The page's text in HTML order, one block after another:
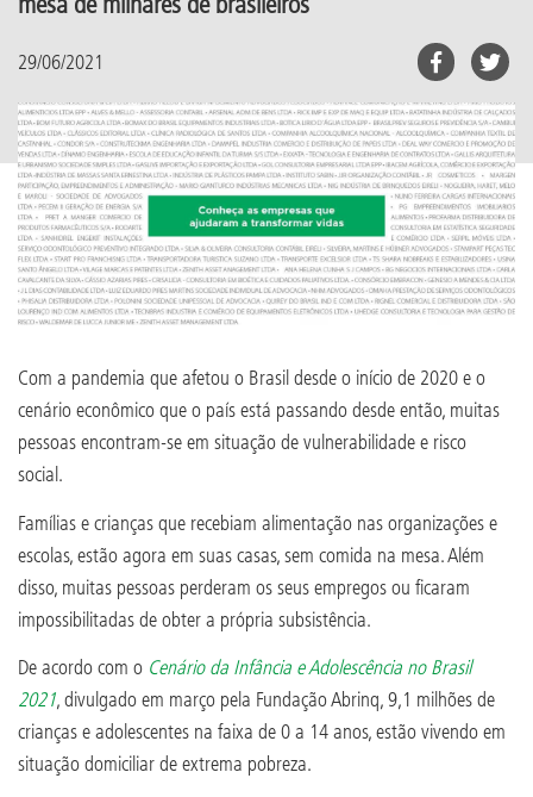
29/06/2021
Com a pandemia que afetou o Brasil desde o início de 2020 e o
cenário econômico que o país está passando desde então, muitas
pessoas encontram-se em situação de vulnerabilidade e risco
social.
Famílias e crianças que recebiam alimentação nas organizações e
escolas, estão agora em suas casas, sem comida na mesa. Além
disso, muitas pessoas perderam os seus empregos ou ficaram
impossibilitadas de obter a própria subsistência.
De acordo com o Cenário da Infância e Adolescência no Brasil
2021, divulgado em março pela Fundação Abrinq, 9,1 milhões de
crianças e adolescentes na faixa de 0 a 14 anos, estão vivendo em
situação domiciliar de extrema pobreza.